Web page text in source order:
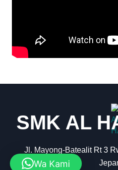
SMK AL
Jl. Mayong-Batealit Rt 3
Wa Kami